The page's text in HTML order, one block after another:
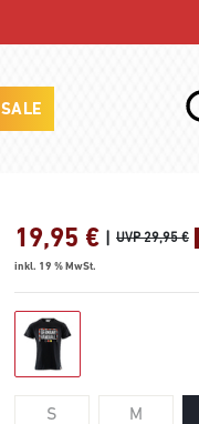
SALE
19,95 € | UVP 29,95 €
inkl. 19 % MwSt.
S M